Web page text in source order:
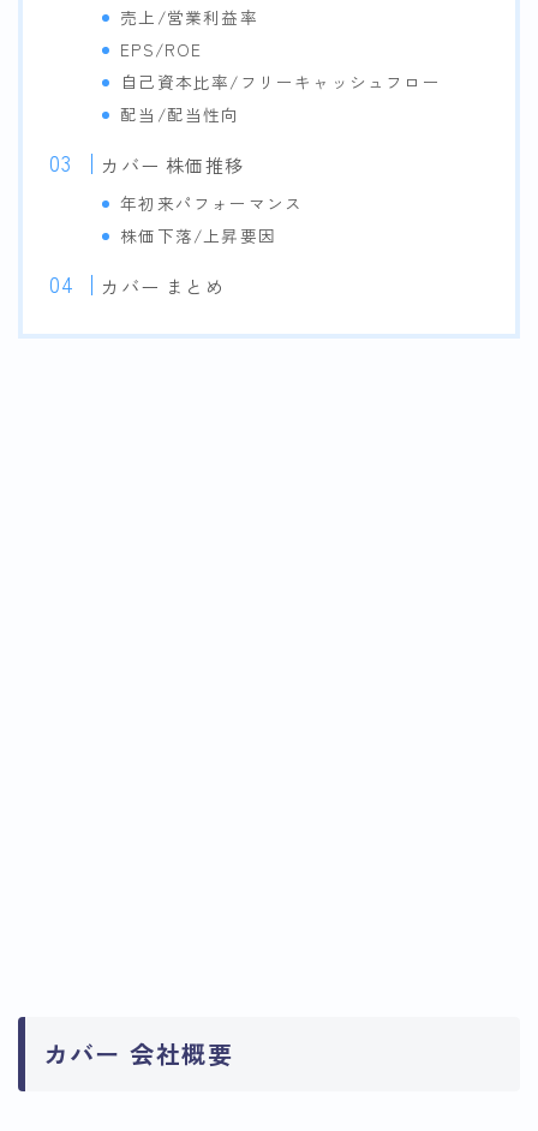
売上/営業利益率
EPS/ROE
自己資本比率/フリーキャッシュフロー
配当/配当性向
カバー 株価推移
年初来パフォーマンス
株価下落/上昇要因
カバー まとめ
カバー 会社概要